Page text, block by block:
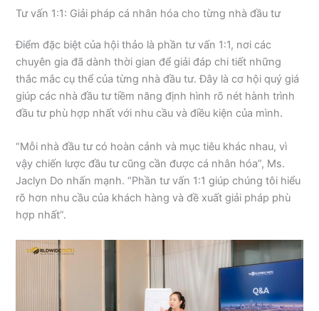
Tư vấn 1:1: Giải pháp cá nhân hóa cho từng nhà đầu tư
Điểm đặc biệt của hội thảo là phần tư vấn 1:1, nơi các
chuyên gia đã dành thời gian để giải đáp chi tiết những
thắc mắc cụ thể của từng nhà đầu tư. Đây là cơ hội quý giá
giúp các nhà đầu tư tiềm năng định hình rõ nét hành trình
đầu tư phù hợp nhất với nhu cầu và điều kiện của mình.
“Mỗi nhà đầu tư có hoàn cảnh và mục tiêu khác nhau, vì
vậy chiến lược đầu tư cũng cần được cá nhân hóa”, Ms.
Jaclyn Do nhấn mạnh. “Phần tư vấn 1:1 giúp chúng tôi hiểu
rõ hơn nhu cầu của khách hàng và đề xuất giải pháp phù
hợp nhất”.